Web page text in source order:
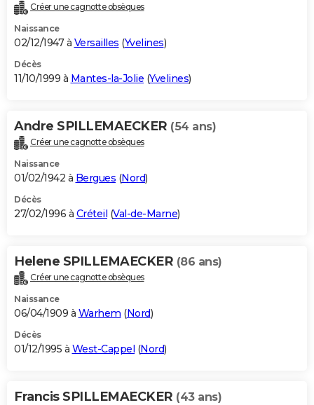
Créer une cagnotte obsèques
Naissance
02/12/1947 à Versailles (Yvelines)
Décès
11/10/1999 à Mantes-la-Jolie (Yvelines)
Andre SPILLEMAECKER (54 ans)
Créer une cagnotte obsèques
Naissance
01/02/1942 à Bergues (Nord)
Décès
27/02/1996 à Créteil (Val-de-Marne)
Helene SPILLEMAECKER (86 ans)
Créer une cagnotte obsèques
Naissance
06/04/1909 à Warhem (Nord)
Décès
01/12/1995 à West-Cappel (Nord)
Francis SPILLEMAECKER (43 ans)